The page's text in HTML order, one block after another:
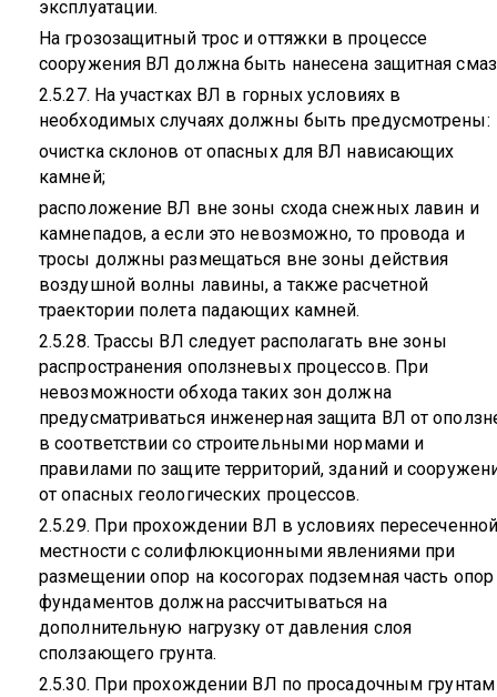
эксплуатации.
На грозозащитный трос и оттяжки в процессе
сооружения ВЛ должна быть нанесена защитная
2.5.27. На участках ВЛ в горных условиях в
необходимых случаях должны быть предусмотрены:
очистка склонов от опасных для ВЛ нависающих
камней;
расположение ВЛ вне зоны схода снежных лавин и
камнепадов, а если это невозможно, то провода и
тросы должны размещаться вне зоны действия
воздушной волны лавины, а также расчетной
траектории полета падающих камней.
2.5.28. Трассы ВЛ следует располагать вне зоны
распространения оползневых процессов. При
невозможности обхода таких зон должна
предусматриваться инженерная защита ВЛ от
в соответствии со строительными нормами и
правилами по защите территорий, зданий и
от опасных геологических процессов.
2.5.29. При прохождении ВЛ в условиях пересеченной
местности с солифлюкционными явлениями при
размещении опор на косогорах подземная часть опор
фундаментов должна рассчитываться на
дополнительную нагрузку от давления слоя
сползающего грунта.
2.5.30. При прохождении ВЛ по просадочным грунтам